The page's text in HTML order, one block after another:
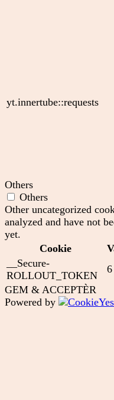
yt.innertube::requests
Others
Others
Other uncategorized
analyzed and have not
yet.
Cookie
__Secure-
ROLLOUT_TOKEN
GEM & ACCEPTÈR
Powered by